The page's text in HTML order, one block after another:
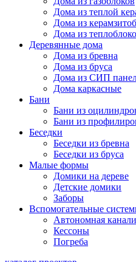
Дома из теплой
Дома из
Дома из
Деревянные дома
Дома из бревна
Дома из бруса
Дома из СИП
Дома каркасные
Бани
Бани из
Бани из
Беседки
Беседки из бревна
Беседки из бруса
Малые формы
Домики на дереве
Детские домики
Заборы
Вспомогательные
Автономная
Кессоны
Погреба